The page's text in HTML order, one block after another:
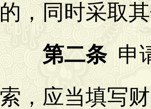
的，同时采取
第二条申
索，应当填写